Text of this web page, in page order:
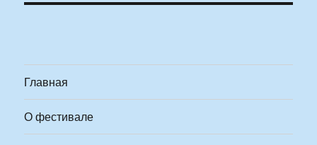
Главная
О фестивале